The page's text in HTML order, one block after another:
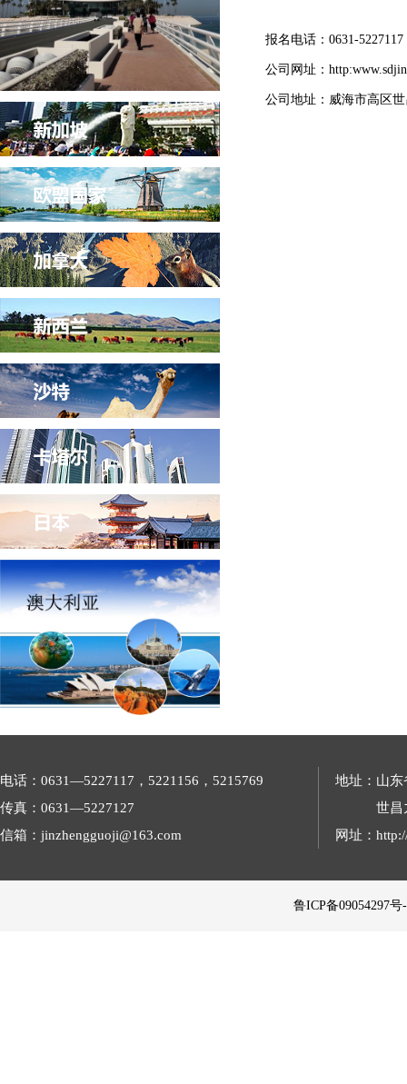
报名电话：0631-5227117
公司网址：
公司地址：威海市高区
电话：0631—5227117，5221156，5215769
传真：0631—5227127
信箱：jinzhengguoji@163.com
地址：山
世昌
网址：
鲁ICP备09054297号